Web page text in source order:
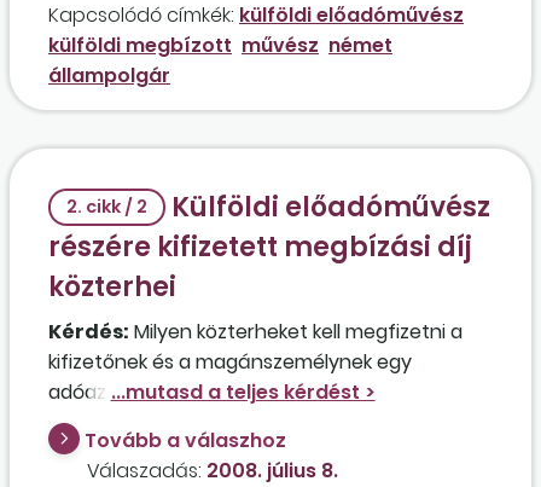
mely szerint a művész az illetősége szerinti
országban adózhat?
Kapcsolódó címkék: külföldi előadóművész
külföldi megbízott művész német
állampolgár
2. cikk / 2
Külföldi előadóművész
részére kifizetett megbízási díj
közterhei
Kérdés: Milyen közterheket kell megfizetni a
kifizetőnek és a magánszemélynek egy
adóazonosító jellel és taj-kártyával nem
rendelkező külföldi előadóművész részére
kifizetett egyszeri megbízási díj után?
Tovább a válaszhoz
Válaszadás: 2008. július 8.